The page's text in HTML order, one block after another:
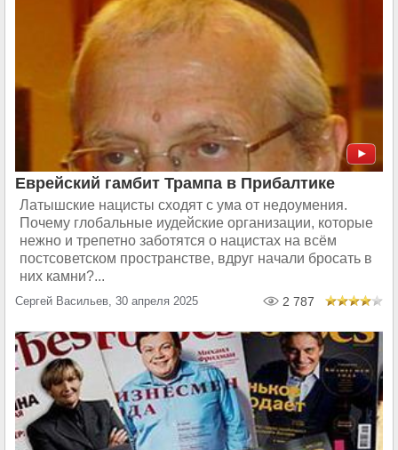
Еврейский гамбит Трампа в Прибалтике
Латышские нацисты сходят с ума от недоумения.
Почему глобальные иудейские организации, которые
нежно и трепетно заботятся о нацистах на всём
постсоветском пространстве, вдруг начали бросать в
них камни?...
Сергей Васильев, 30 апреля 2025 2 787